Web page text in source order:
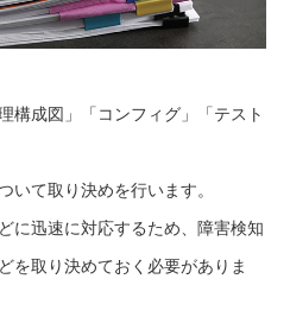
構成図」「コンフィグ」「テスト
いて取り決めを行います。
に迅速に対応するため、障害検知
を取り決めておく必要がありま